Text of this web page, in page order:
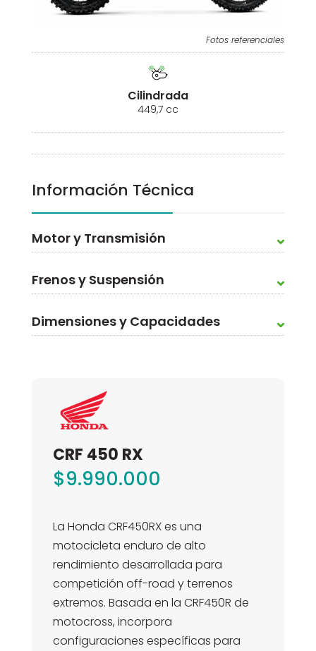
Fotos referenciales
Cilindrada
449,7 cc
Información Técnica
Motor y Transmisión
Frenos y Suspensión
Dimensiones y Capacidades
CRF 450 RX
$9.990.000
La Honda CRF450RX es una
motocicleta enduro de alto
rendimiento desarrollada para
competición off-road y terrenos
extremos. Basada en la CRF450R de
motocross, incorpora
configuraciones específicas para